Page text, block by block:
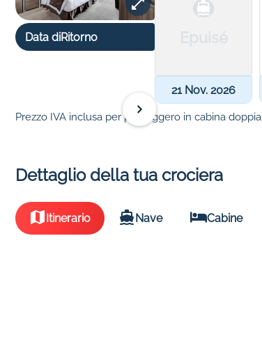
Data diRitorno
21 Nov. 2026
Prezzo IVA inclusa per passeggero in cabina doppia
Dettaglio della tua crociera
Itinerario Nave Cabine